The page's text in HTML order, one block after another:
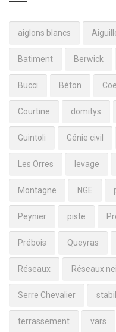
aiglons blancs
Batiment Berwick
Bucci Béton
Courtine domitys
Guintoli Génie civil
Les Orres levage
Montagne NGE
Peynier piste
Prébois Queyras
Réseaux Réseaux
Serre Chevalier
terrassement vars